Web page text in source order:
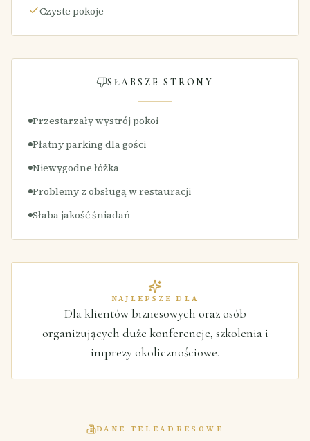
Czyste pokoje
SŁABSZE STRONY
Przestarzały wystrój pokoi
Płatny parking dla gości
Niewygodne łóżka
Problemy z obsługą w restauracji
Słaba jakość śniadań
NAJLEPSZE DLA
Dla klientów biznesowych oraz osób
organizujących duże konferencje, szkolenia i
imprezy okolicznościowe.
DANE TELEADRESOWE